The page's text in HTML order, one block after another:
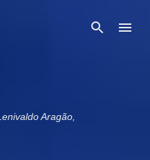
principal
Aragão,